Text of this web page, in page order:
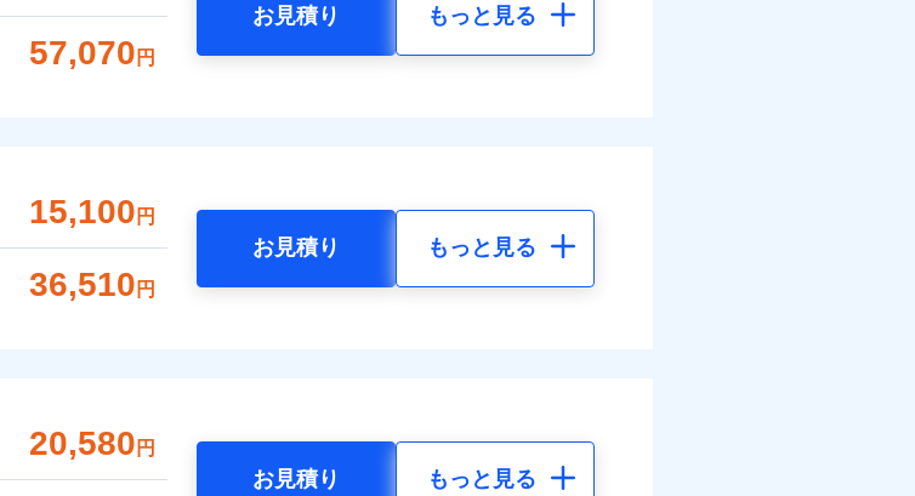
57,070 円
お見積り もっと見る
15,100 円
36,510 円
お見積り もっと見る
20,580 円
お見積り もっと見る